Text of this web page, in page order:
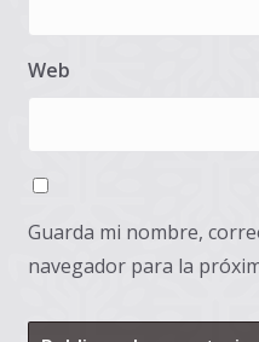
Web
Guarda mi nombre,
navegador para la